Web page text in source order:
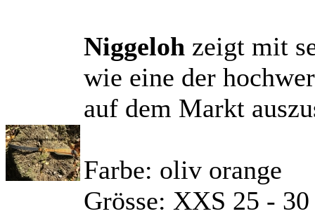
Niggeloh zeigt mit
wie eine der
auf dem Markt
Farbe: oliv orange
Grösse: XXS 25 -